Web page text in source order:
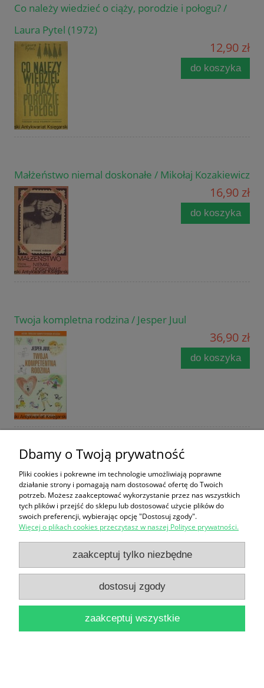
Co należy wiedzieć o ciąży, porodzie i połogu? /
Laura Pytel (1972)
12,90 zł
do koszyka
Małżeństwo niemal doskonałe / Mikołaj Kozakiewicz
16,90 zł
do koszyka
Twoja kompletna rodzina / Jesper Juul
36,90 zł
do koszyka
Ojcowie a kariera : Sposób na uzyskanie równowagi
/ Thomas Gasterkamp
16,90 zł
do koszyka
W głębi kontinuum / Jean Liedloff
Dbamy o Twoją prywatność
Pliki cookies i pokrewne im technologie umożliwiają poprawne
działanie strony i pomagają nam dostosować ofertę do Twoich
potrzeb. Możesz zaakceptować wykorzystanie przez nas wszystkich
tych plików i przejść do sklepu lub dostosować użycie plików do
swoich preferencji, wybierając opcję "Dostosuj zgody".
Więcej o plikach cookies przeczytasz w naszej Polityce prywatności.
zaakceptuj tylko niezbędne
dostosuj zgody
zaakceptuj wszystkie